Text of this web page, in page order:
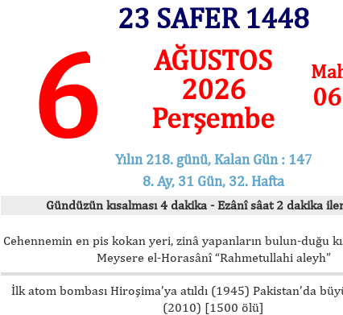
23 SAFER 1448
6
AĞUSTOS
2026
Perşembe
Yılın 218. günü, Kalan Gün : 147
8. Ay, 31 Gün, 32. Hafta
Gündüzün kısalması 4 dakika - Ezânî sâat 2 dakika
Cehennemin en pis kokan yeri, zinâ yapanların bulun-duğu
Meysere el-Horasânî “Rahmetullahi aleyh”
İlk atom bombası Hiroşima’ya atıldı (1945) Pakistan’da
(2010) [1500 ölü]